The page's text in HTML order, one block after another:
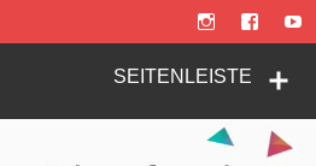
SEITENLEISTE